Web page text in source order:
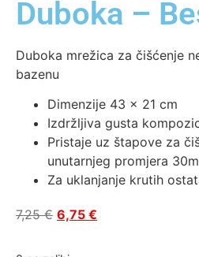
Duboka –
Duboka mrežica za čišćenje
bazenu
Dimenzije 43 x 21 cm
Izdržljiva gusta
Pristaje uz štapove za
unutarnjeg promjera
Za uklanjanje krutih
7,25€ 6,75 €